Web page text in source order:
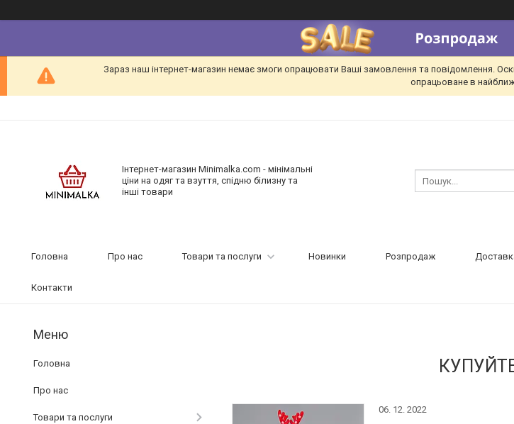
Зараз наш інтернет-магазин немає змоги опрацювати Ваші замовлення та повідомлення.
опрацьоване в
Інтернет-магазин Minimalka.com - мінімальні
ціни на одяг та взуття, спідню білизну та
інші товари
Головна Про нас Товари та послуги Новинки Розпродаж
Контакти
06. 12. 2022
Головна
Про нас
Товари та послуги